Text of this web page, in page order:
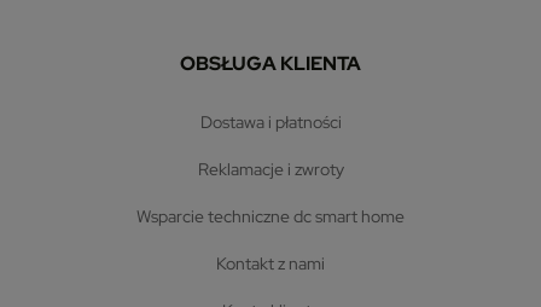
OBSŁUGA KLIENTA
dostawa i płatności
reklamacje i zwroty
wsparcie techniczne dc smart home
kontakt z nami